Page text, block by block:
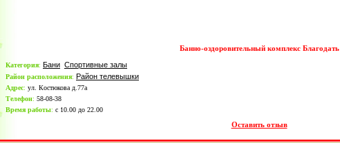
Банно-оздоровительный комплекс Благодать
Категория: Бани Спортивные залы
Район расположения: Район телевышки
Адрес: ул. Костюкова д.77а
Телефон: 58-08-38
Время работы: с 10.00 до 22.00
Оставить отзыв